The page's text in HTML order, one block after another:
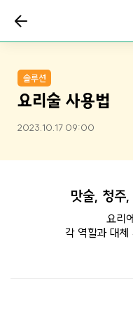
솔루션
요리술 사용법
2023.10.17 09:00
맛술, 청주
요리
각 역할과 대